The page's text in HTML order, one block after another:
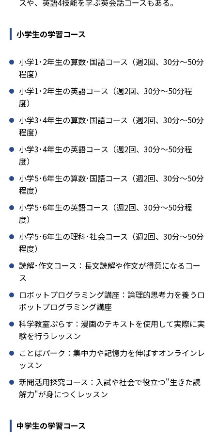
スや、英語4技能を学ぶ英会話コースもある。
小学生の学習コース
小学1･2年生の算数･国語コース（週2回、30分～50分
程度）
小学1･2年生の英語コース（週2回、30分～50分程
度）
小学3･4年生の算数･国語コース（週2回、30分～50分
程度）
小学3･4年生の英語コース（週2回、30分～50分程
度）
小学5･6年生の算数･国語コース（週2回、30分～50分
程度）
小学5･6年生の英語コース（週2回、30分～50分程
度）
小学5･6年生の理科･社会コース（週2回、30分～50分
程度）
読解･作文コース：長文読解や作文が得意になるコー
ス
ロボットプログラミング講座：論理的思考力を養うロ
ボットプログラミング講座
科学教室ぷらす：漫画のテキストを使用して実際に実
験を行うレッスン
ことばパーク：集中力や記憶力を伸ばすオンラインレ
ッスン
新聞活用探究コース：入試や社会で役立つ"生きた読
解力"が身につくレッスン
中学生の学習コース